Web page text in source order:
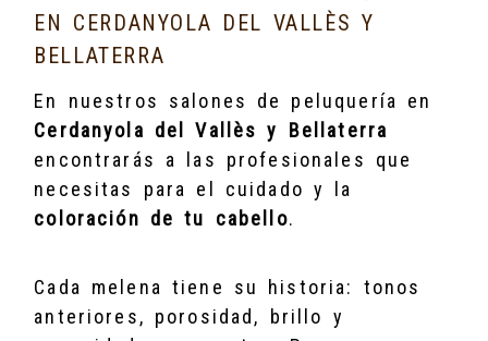
EN CERDANYOLA DEL VALLÈS Y
BELLATERRA
En nuestros salones de peluquería en
Cerdanyola del Vallès y Bellaterra
encontrarás a las profesionales que
necesitas para el cuidado y la
coloración de tu cabello.
Cada melena tiene su historia: tonos
anteriores, porosidad, brillo y